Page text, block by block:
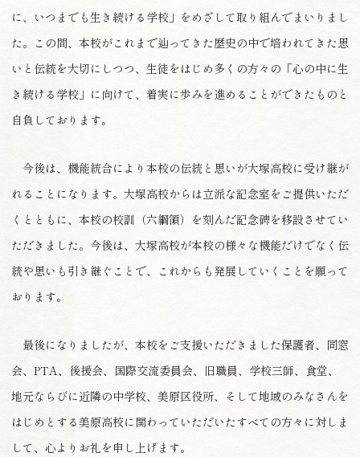
に、いつまでも生き続ける学校」をめざして取り組んでまいりまし
た。この間、本校がこれまで辿ってきた歴史の中で培われてきた思
いと伝統を大切にしつつ、生徒をはじめ多くの方々の「心の中に生
き続ける学校」に向けて、着実に歩みを進めることができたものと
自負しております。
今後は、機能統合により本校の伝統と思いが大塚高校に受け継が
れることになります。大塚高校からは立派な記念室をご提供いただ
くとともに、本校の校訓（六綱領）を刻んだ記念碑を移設させてい
ただきました。今後は、大塚高校が本校の様々な機能だけでなく伝
統や思いも引き継ぐことで、これからも発展していくことを願って
おります。
最後になりましたが、本校をご支援いただきました保護者、同窓
会、PTA、後援会、国際交流委員会、旧職員、学校三師、食堂、
地元ならびに近隣の中学校、美原区役所、そして地域のみなさんを
はじめとする美原高校に関わっていただいたすべての方々に対しま
して、心よりお礼を申し上げます。